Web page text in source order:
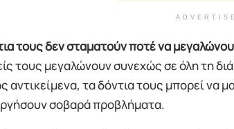
τους δεν σταματούν ποτέ να
τους μεγαλώνουν συνεχώς σε όλη τη
αντικείμενα, τα δόντια τους μπορεί να
σοβαρά προβλήματα.